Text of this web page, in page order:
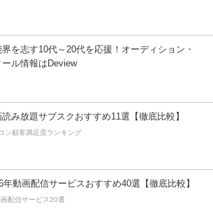
を志す10代～20代を応援！オーディション・
ール情報はDeview
み放題サブスクおすすめ11選【徹底比較】
ン顧客満足度ランキング
年動画配信サービスおすすめ40選【徹底比較】
配信サービス20選